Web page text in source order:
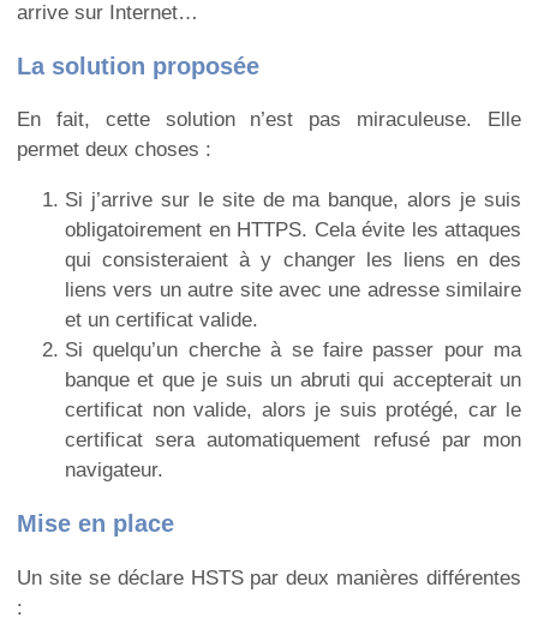
arrive sur Internet…
La solution proposée
En fait, cette solution n’est pas miraculeuse. Elle
permet deux choses :
Si j’arrive sur le site de ma banque, alors je suis
obligatoirement en HTTPS. Cela évite les attaques
qui consisteraient à y changer les liens en des
liens vers un autre site avec une adresse similaire
et un certificat valide.
Si quelqu’un cherche à se faire passer pour ma
banque et que je suis un abruti qui accepterait un
certificat non valide, alors je suis protégé, car le
certificat sera automatiquement refusé par mon
navigateur.
Mise en place
Un site se déclare HSTS par deux manières différentes
: